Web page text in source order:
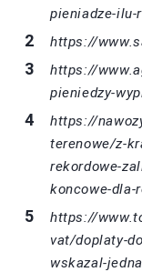
pieniadze-ilu-
https://
https://
pieniedzy-
https://
terenowe/z-
rekordowe-
koncowe-dla-
https://
vat/doplaty-
wskazal-